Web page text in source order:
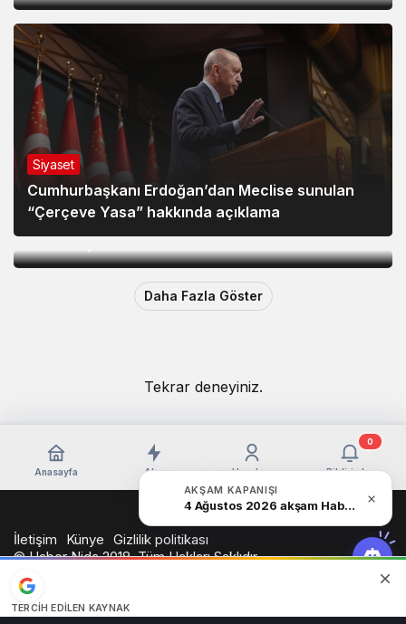
Siyaset
Cumhurbaşkanı Erdoğan’dan Meclise sunulan
“Çerçeve Yasa” hakkında açıklama
Siyaset
Bahçeli: Öcalan umuda, Ahmetler göreve,
Daha Fazla Göster
Tekrar deneyiniz.
AKŞAM KAPANIŞI
4 Ağustos 2026 akşam Haber Bülteni
Anasayfa Akış Hesabım Bildirimler
0
İletişim Künye Gizlilik politikası
© Haber Nida 2018, Tüm Hakları Saklıdır
TERCIH EDILEN KAYNAK